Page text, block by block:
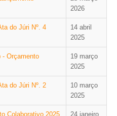
2026
do Júri Nº. 4
14 abril
2025
- Orçamento
19 março
2025
do Júri Nº. 2
10 março
2025
Colaborativo 2025
24 janeiro